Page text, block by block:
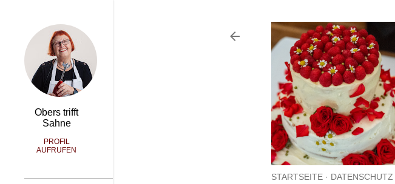
STARTSEITE DATENSCHUTZ
Obers trifft
Sahne
PROFIL
AUFRUFEN